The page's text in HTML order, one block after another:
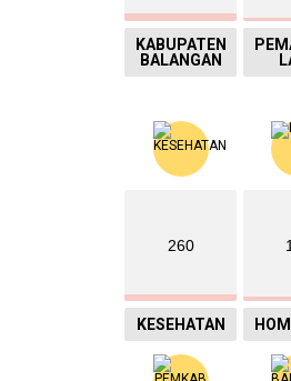
KABUPATEN
BALANGAN
260
KESEHATAN